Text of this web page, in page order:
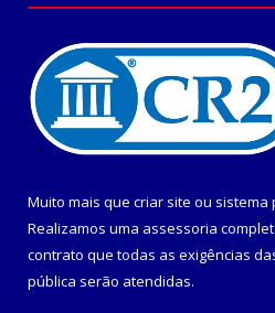
Muito mais que criar site ou sistema
Realizamos uma assessoria
contrato que todas as exigências
pública serão atendidas.